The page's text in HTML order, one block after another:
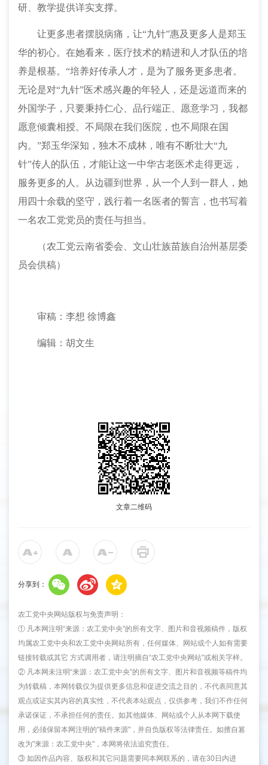
研
教学提供详实支撑。
让更多患者摆脱病痛，让“九针”惠及更多人是郑玉
华的初心。在她看来，医疗技术的精进和人才队伍的培
养是根基。 “培养好传承人才，是为了服务更多患者。
无论是对“九针”医术感兴趣的年轻人，还是远道而来的
外国学子，只要秉持仁心、品行端正、愿意学习，我都
愿意倾囊相授。不局限在我们医院，也不局限在国
内。 ”郑玉华深知，独木不成林，唯有不断壮大“九
针”传人的队伍，才能让这一中华古老医术走得更远 ，
服务更多的 人。从边疆到世界，从一个人到一群人，她
用四十余载的坚守，践行着一名医者的誓言，也书写着
一名农工党党员的责任与担当。
（农工党云南省委会、文山壮族苗族自治州基层委
员会供稿）
审稿：李想 徐博鑫
编辑：胡文生
文章二维码
分享到：
农工党中央网站版权与免责声明：
① 凡本网注明“来源：农工党中央”的所有文字、图片和音视频稿件，版权
均属农工党中央和农工党中央网站所有，任何媒体、网站或个人如有需要
链接转载或其它 方式调用者，请注明摘自“农工党中央网站”或相关字样。
② 凡本网未注明“来源：农工党中央”的所有文字、图片和音视频等稿件均
为转载稿，本网转载仅为提供更多信息和促进交流之目的，不代表同意其
观点或证实其内容的真实性，不代表本站观点，仅供参考，我们不作任何
承诺保证，不承担任何的责任。如其他媒体、网站或个人从本网下载使
用，必须保留本网注明的"稿件来源"，并自负版权等法律责任。如擅自篡
改为"来源：农工党中央"，本网将依法追究责任。
③ 如因作品内容、版权和其它问题需要同本网联系的，请在30日内进